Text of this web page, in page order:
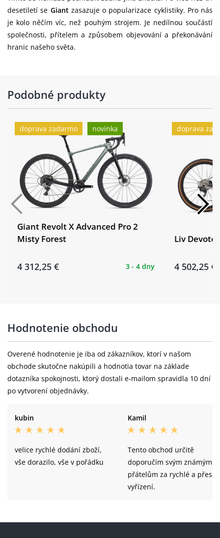
desetiletí se Giant zasazuje o popularizace cyklistiky. Pro nás
je kolo něčím víc, než pouhým strojem. Je nedílnou součástí
společnosti, přítelem a způsobem objevování a překonávání
hranic našeho světa.
Podobné produkty
doprava zadarmo novinka
Giant Revolt X Advanced Pro 2
Misty Forest
4 312,25 € 3 - 4 dny
doprava
Liv Devote
4 502,25 €
Hodnotenie obchodu
Overené hodnotenie je iba od zákazníkov, ktorí v našom
obchode skutočne nakúpili a hodnotia tovar na základe
dotazníka spokojnosti, ktorý dostali e-mailom spravidla 10 dní
po vytvorení objednávky.
kubin
velice rychlé dodání zboží,
vše dorazilo, vše v pořádku
Kamil
Tento obchod určitě
doporučím svým známým a
přátelům za rychlé a přesné
vyřízení.